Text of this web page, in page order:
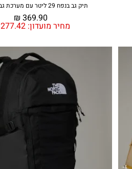
תיק גב בנפח 29 ליטר עם מערכת גב FlexVent
מחיר מועדון:277.42
₪ 369.90